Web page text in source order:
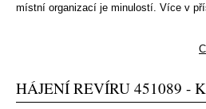
místní organizací je minulostí. Více v
HÁJENÍ REVÍRU 451089 -